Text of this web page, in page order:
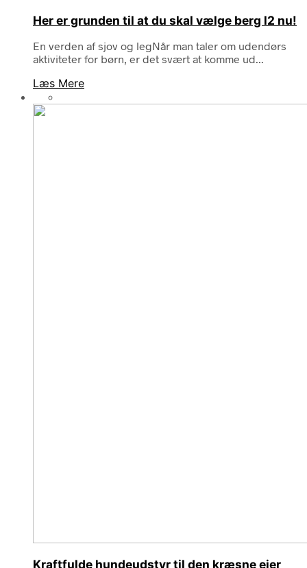
Her er grunden til at du skal vælge berg l2 nu!
En verden af sjov og legNår man taler om udendørs
aktiviteter for børn, er det svært at komme ud...
Læs Mere
Kraftfulde hundeudstyr til den kræsne ejer